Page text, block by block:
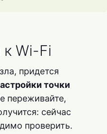
Wi-Fi
придется
точки
переживайте,
сейчас
проверить.